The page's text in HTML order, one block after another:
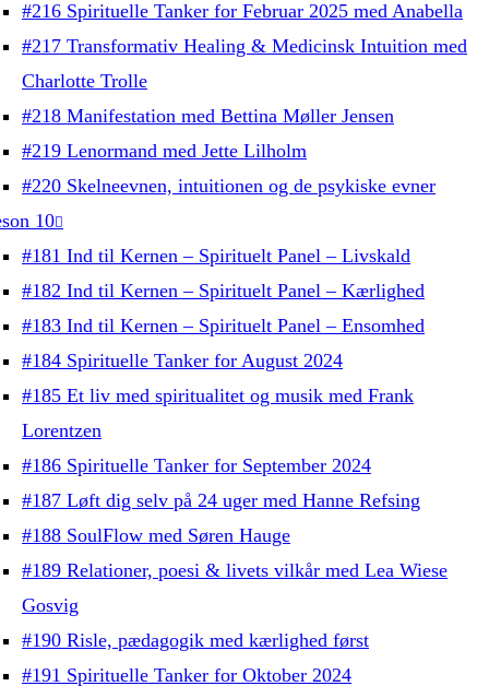
#216 Spirituelle Tanker for Februar 2025 med Anabella
#217 Transformativ Healing & Medicinsk Intuition med
Charlotte Trolle
#218 Manifestation med Bettina Møller Jensen
#219 Lenormand med Jette Lilholm
#220 Skelneevnen, intuitionen og de psykiske evner
10
#181 Ind til Kernen – Spirituelt Panel – Livskald
#182 Ind til Kernen – Spirituelt Panel – Kærlighed
#183 Ind til Kernen – Spirituelt Panel – Ensomhed
#184 Spirituelle Tanker for August 2024
#185 Et liv med spiritualitet og musik med Frank
Lorentzen
#186 Spirituelle Tanker for September 2024
#187 Løft dig selv på 24 uger med Hanne Refsing
#188 SoulFlow med Søren Hauge
#189 Relationer, poesi & livets vilkår med Lea Wiese
Gosvig
#190 Risle, pædagogik med kærlighed først
#191 Spirituelle Tanker for Oktober 2024